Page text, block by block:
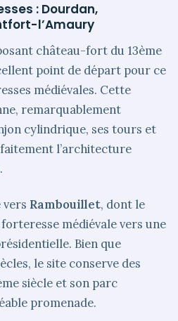
: Dourdan,
l’Amaury
château-fort du 13ème
point de départ pour ce
médiévales. Cette
remarquablement
cylindrique, ses tours et
l’architecture
Rambouillet, dont le
forteresse médiévale vers une
Bien que
le site conserve des
siècle et son parc
promenade.